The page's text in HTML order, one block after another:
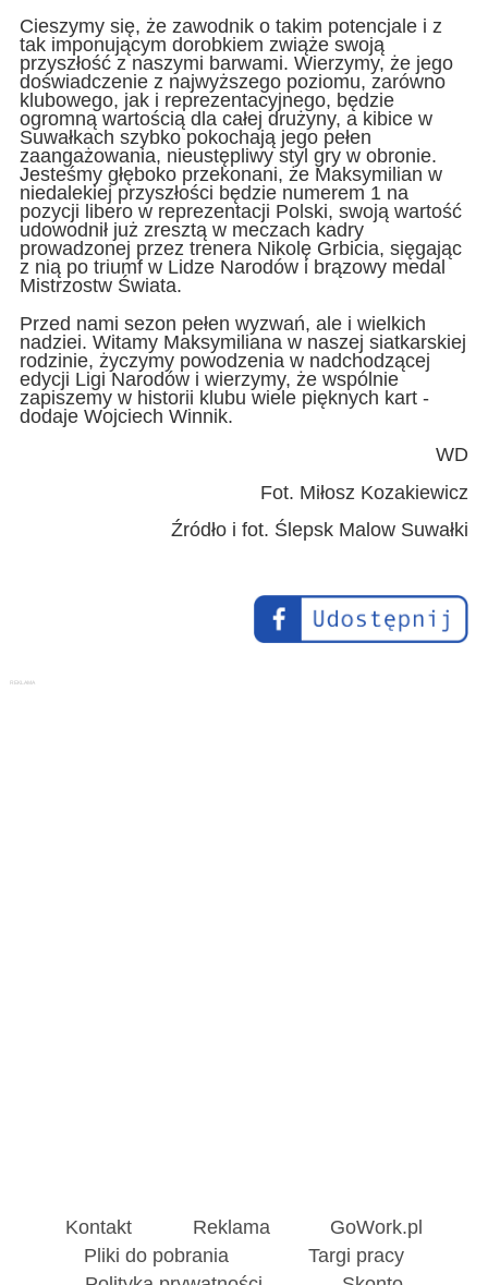
Cieszymy się, że zawodnik o takim potencjale i z
tak imponującym dorobkiem zwiąże swoją
przyszłość z naszymi barwami. Wierzymy, że jego
doświadczenie z najwyższego poziomu, zarówno
klubowego, jak i reprezentacyjnego, będzie
ogromną wartością dla całej drużyny, a kibice w
Suwałkach szybko pokochają jego pełen
zaangażowania, nieustępliwy styl gry w obronie.
Jesteśmy głęboko przekonani, że Maksymilian w
niedalekiej przyszłości będzie numerem 1 na
pozycji libero w reprezentacji Polski, swoją wartość
udowodnił już zresztą w meczach kadry
prowadzonej przez trenera Nikolę Grbicia, sięgając
z nią po triumf w Lidze Narodów i brązowy medal
Mistrzostw Świata.
Przed nami sezon pełen wyzwań, ale i wielkich
nadziei. Witamy Maksymiliana w naszej siatkarskiej
rodzinie, życzymy powodzenia w nadchodzącej
edycji Ligi Narodów i wierzymy, że wspólnie
zapiszemy w historii klubu wiele pięknych kart -
dodaje Wojciech Winnik.
WD
Fot. Miłosz Kozakiewicz
Źródło i fot. Ślepsk Malow Suwałki
Kontakt Reklama
GoWork.pl
Pliki do pobrania
Targi pracy